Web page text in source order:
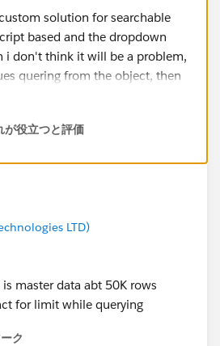
solution for searchable
based and the dropdown
i don't think it will be a problem,
quering from the object, then
issues.
が役立つと評価
LTD)
is master data abt 50K rows
for limit while querying
ク